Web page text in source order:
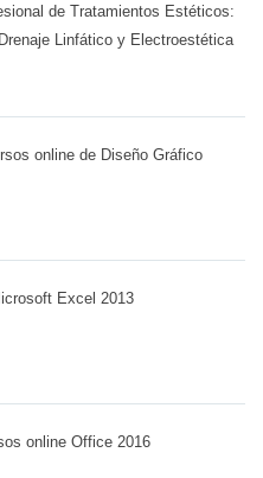
de Tratamientos Estéticos:
Linfático y Electroestética
online de Diseño Gráfico
Excel 2013
online Office 2016